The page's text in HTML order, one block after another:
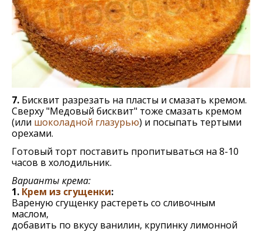
7. Бисквит разрезать на пласты и смазать кремом.
Сверху "Медовый бисквит" тоже смазать кремом
(или шоколадной глазурью) и посыпать тертыми
орехами.
Готовый торт поставить пропитываться на 8-10
часов в холодильник.
Варианты крема:
1. Крем из сгущенки:
Вареную сгущенку растереть со сливочным
маслом,
добавить по вкусу ванилин, крупинку лимонной